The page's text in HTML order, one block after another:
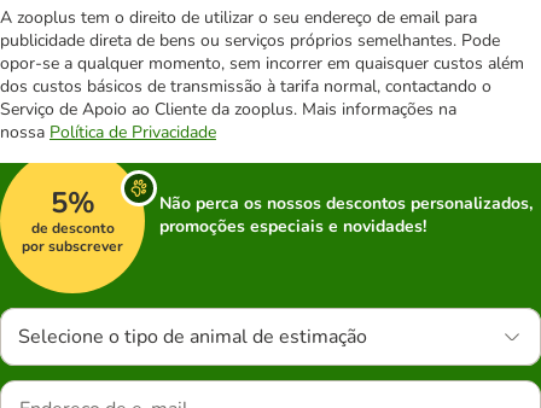
A zooplus tem o direito de utilizar o seu endereço de email para
publicidade direta de bens ou serviços próprios semelhantes. Pode
opor-se a qualquer momento, sem incorrer em quaisquer custos além
dos custos básicos de transmissão à tarifa normal, contactando o
Serviço de Apoio ao Cliente da zooplus. Mais informações na
nossa Política de Privacidade
5%
de desconto
por subscrever
Não perca os nossos descontos personalizados,
promoções especiais e novidades!
Selecione o tipo de animal de estimação